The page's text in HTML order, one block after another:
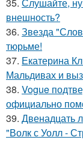
внешность?
36. Звезда
тюрьме!
37. Екатерина
Мальдивах и
38. Vogue
официально
39. Двенадцать
"Волк с Уолл -